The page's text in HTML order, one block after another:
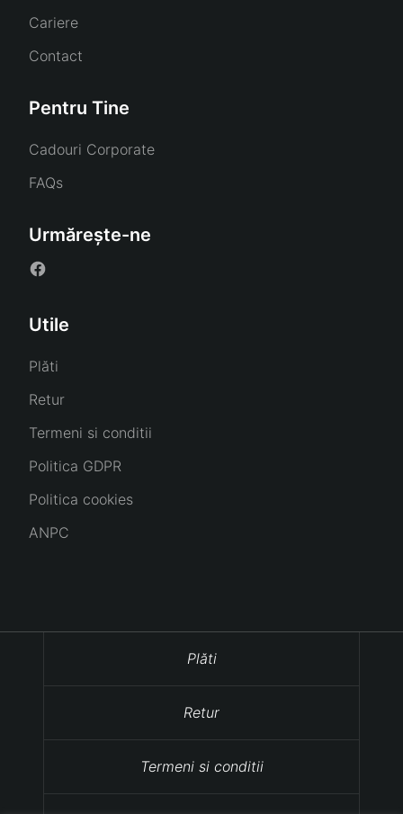
Cariere
Contact
Pentru Tine
Cadouri Corporate
FAQs
Urmărește-ne
Utile
Plăti
Retur
Termeni si conditii
Politica GDPR
Politica cookies
ANPC
Plăti
Retur
Termeni si conditii